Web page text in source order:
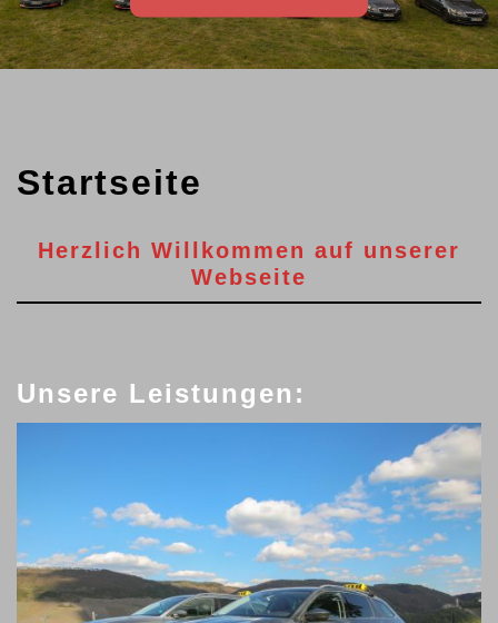
Startseite
Herzlich Willkommen auf unserer
Webseite
Unsere Leistungen: